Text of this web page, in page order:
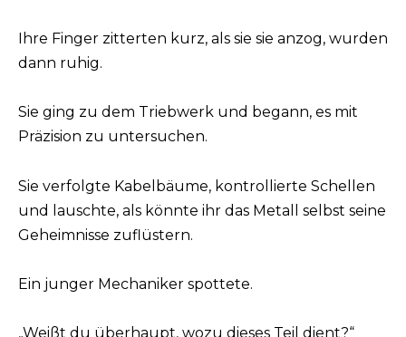
Ihre Finger zitterten kurz, als sie sie anzog, wurden
dann ruhig.
Sie ging zu dem Triebwerk und begann, es mit
Präzision zu untersuchen.
Sie verfolgte Kabelbäume, kontrollierte Schellen
und lauschte, als könnte ihr das Metall selbst seine
Geheimnisse zuflüstern.
Ein junger Mechaniker spottete.
„Weißt du überhaupt, wozu dieses Teil dient?“